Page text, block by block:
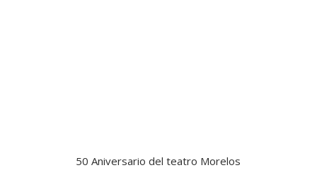
50 Aniversario del teatro Morelos